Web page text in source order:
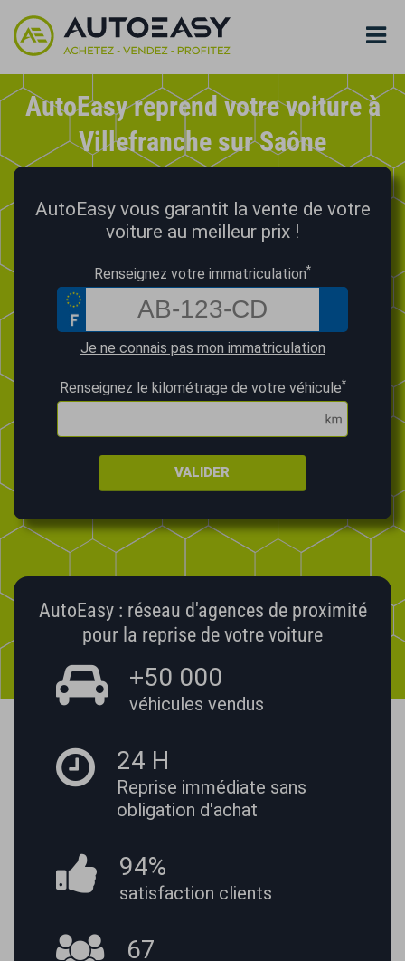
AutoEasy reprend votre voiture à
Villefranche sur Saône
AutoEasy vous garantit la vente de votre
voiture au meilleur prix !
Renseignez votre immatriculation*
Je ne connais pas mon immatriculation
Renseignez le kilométrage de votre véhicule*
VALIDER
AutoEasy : réseau d'agences de proximité
pour la reprise de votre voiture
+50 000
véhicules vendus
24 H
Reprise immédiate sans
obligation d'achat
94%
satisfaction clients
67